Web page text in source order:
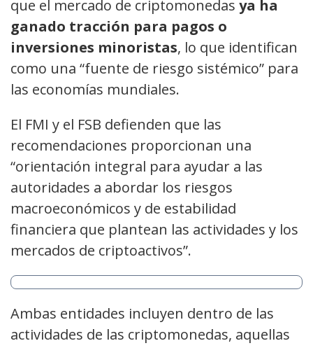
que el mercado de criptomonedas ya ha
ganado tracción para pagos o
inversiones minoristas, lo que identifican
como una “fuente de riesgo sistémico” para
las economías mundiales.
El FMI y el FSB defienden que las
recomendaciones proporcionan una
“orientación integral para ayudar a las
autoridades a abordar los riesgos
macroeconómicos y de estabilidad
financiera que plantean las actividades y los
mercados de criptoactivos”.
Ambas entidades incluyen dentro de las
actividades de las criptomonedas, aquellas